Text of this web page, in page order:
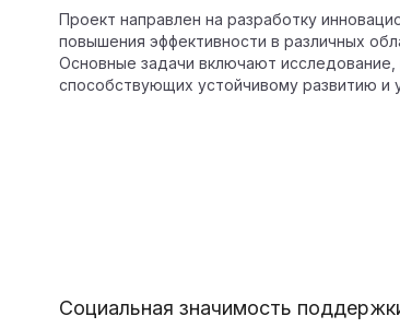
Проект направлен на разработку
повышения эффективности в различных
Основные задачи включают исследование,
способствующих устойчивому развитию и
Социальная значимость